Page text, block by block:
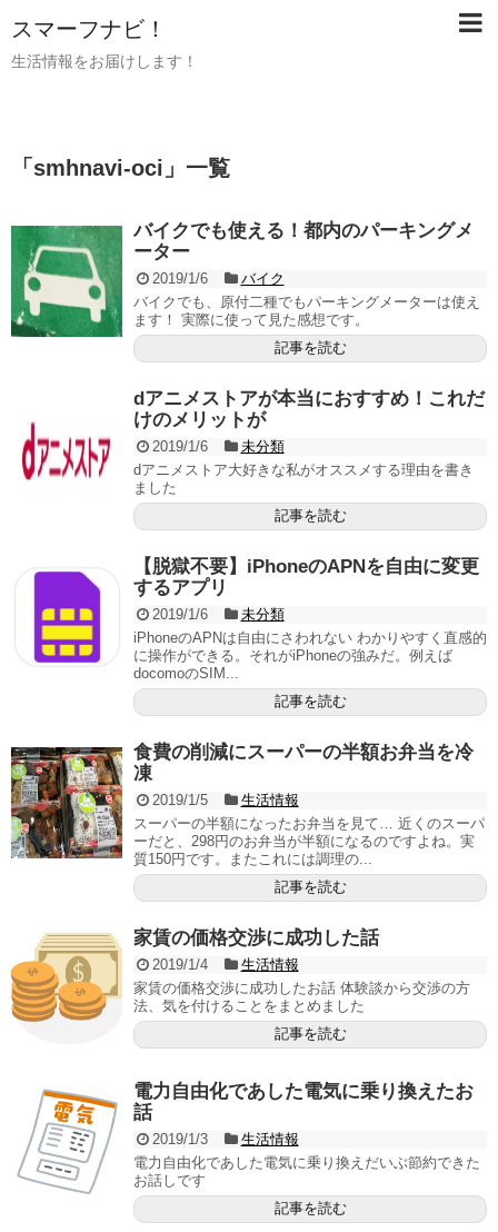
スマーフナビ！
生活情報をお届けします！
「 smhnavi-oci 」 一覧
バイクでも使える！都内のパーキングメ
ーター
2019/1/6
バイク
バイクでも、原付二種でもパーキングメーターは使え
ます！ 実際に使って見た感想です。
記事を読む
dアニメストアが本当におすすめ！これだ
けのメリットが
2019/1/6
未分類
dアニメストア大好きな私がオススメする理由を書き
ました
記事を読む
【脱獄不要】iPhoneのAPNを自由に変更
するアプリ
2019/1/6
未分類
iPhoneのAPNは自由にさわれない わかりやすく直感的
に操作ができる。それがiPhoneの強みだ。例えば
docomoのSIM...
記事を読む
食費の削減にスーパーの半額お弁当を冷
凍
2019/1/5
生活情報
スーパーの半額になったお弁当を見て… 近くのスーパ
ーだと、298円のお弁当が半額になるのですよね。実
質150円です。またこれには調理の...
記事を読む
家賃の価格交渉に成功した話
2019/1/4
生活情報
家賃の価格交渉に成功したお話 体験談から交渉の方
法、気を付けることをまとめました
記事を読む
電力自由化であした電気に乗り換えたお
話
2019/1/3
生活情報
電力自由化であした電気に乗り換えだいぶ節約できた
お話しです
記事を読む